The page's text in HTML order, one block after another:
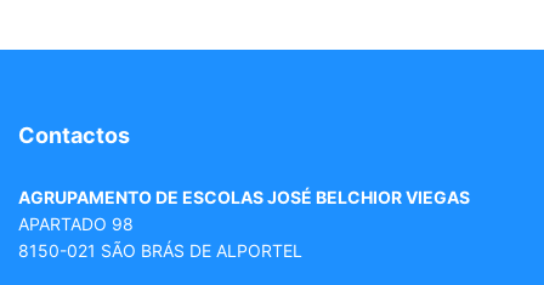
Contactos
AGRUPAMENTO DE ESCOLAS JOSÉ BELCHIOR VIEGAS
APARTADO 98
8150-021 SÃO BRÁS DE ALPORTEL